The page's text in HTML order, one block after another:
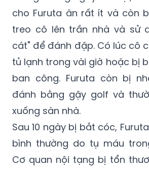
cho Furuta ăn rất ít và còn
treo cô lên trần nhà và sử
cát" để đánh đập. Có lúc cô
tủ lạnh trong vài giờ hoặc bị
ban công. Furuta còn bị
đánh bằng gậy golf và
xuống sàn nhà.
Sau 10 ngày bị bắt cóc,
bình thường do tụ máu
Cơ quan nội tạng bị tổn